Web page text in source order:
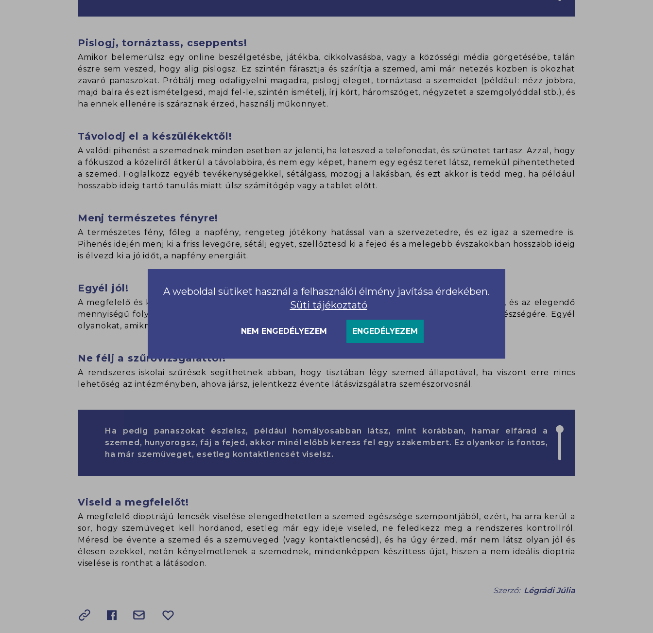
Pislogj, tornáztass, cseppents!
Amikor belemerülsz egy online beszélgetésbe, játékba, cikkolvasásba, vagy a közösségi média görgetésébe, talán
észre sem veszed, hogy alig pislogsz. Ez szintén fárasztja és szárítja a szemed, ami már netezés közben is okozhat
zavaró panaszokat. Próbálj meg odafigyelni magadra, pislogj eleget, tornáztasd a szemeidet (például: nézz jobbra,
majd balra és ezt ismételgesd, majd fel-le, szintén ismételj, írj kört, háromszöget, négyzetet a szemgolyóddal stb.), és
ha ennek ellenére is száraznak érzed, használj műkönnyet.
Távolodj el a készülékektől!
A valódi pihenést a szemednek minden esetben az jelenti, ha leteszed a telefonodat, és szünetet tartasz. Azzal, hogy
a fókuszod a közeliről átkerül a távolabbira, és nem egy képet, hanem egy egész teret látsz, remekül pihentetheted
a szemed. Foglalkozz egyéb tevékenységekkel, sétálgass, mozogj a lakásban, és ezt akkor is tedd meg, ha például
hosszabb ideig tartó tanulás miatt ülsz számítógép vagy a tablet előtt.
Menj természetes fényre!
A természetes fény, főleg a napfény, rengeteg jótékony hatással van a szervezetedre, és ez igaz a szemedre is.
Pihenés idején menj ki a friss levegőre, sétálj egyet, szellőztesd ki a fejed és a melegebb évszakokban hosszabb ideig
is élvezd ki a jó időt, a napfény energiáit.
Egyél jól!
A megfelelő és kiegyensúlyozott táplálkozás, a tápanyagok, ásványi anyagok és vitaminok bevitele, és az elegendő
mennyiségű folyadékfogyasztás (lehetőleg tiszta víz, ne cukros üdítő) is hatással van a szemed egészségére. Egyél
olyanokat, amiknek magas az A-, C- és E-vitamin tartalma, és amikben van antioxidáns, cink, szelén.
Ne félj a szűrővizsgálattól!
A rendszeres iskolai szűrések segíthetnek abban, hogy tisztában légy szemed állapotával, ha viszont erre nincs
lehetőség az intézményben, ahova jársz, jelentkezz évente látásvizsgálatra szemészorvosnál.
Ha pedig panaszokat észlelsz, például homályosabban látsz, mint korábban, hamar elfárad a
szemed, hunyorogsz, fáj a fejed, akkor minél előbb keress fel egy szakembert. Ez olyankor is fontos,
ha már szemüveget, esetleg kontaktlencsét viselsz.
Viseld a megfelelőt!
A megfelelő dioptriájú lencsék viselése elengedhetetlen a szemed egészsége szempontjából, ezért, ha arra kerül a
sor, hogy szemüveget kell hordanod, esetleg már egy ideje viseled, ne feledkezz meg a rendszeres kontrollról.
Méresd be évente a szemed és a szemüveged (vagy kontaktlencséd), és ha úgy érzed, már nem látsz olyan jól és
élesen ezekkel, netán kényelmetlenek a szemednek, mindenképpen készíttess újat, hiszen a nem ideális dioptria
viselése is ronthat a látásodon.
Szerző: Légrádi Júlia
A weboldal sütiket használ a felhasználói élmény javítása érdekében.
Süti tájékoztató
NEM ENGEDÉLYEZEM ENGEDÉLYEZEM